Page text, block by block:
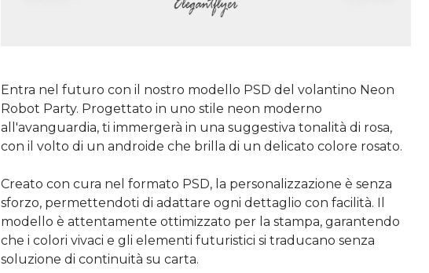
Entra nel futuro con il nostro modello PSD del volantino Neon
Robot Party. Progettato in uno stile neon moderno
all'avanguardia, ti immergerà in una suggestiva tonalità di rosa,
con il volto di un androide che brilla di un delicato colore rosato.
Creato con cura nel formato PSD, la personalizzazione è senza
sforzo, permettendoti di adattare ogni dettaglio con facilità. Il
modello è attentamente ottimizzato per la stampa, garantendo
che i colori vivaci e gli elementi futuristici si traducano senza
soluzione di continuità su carta.